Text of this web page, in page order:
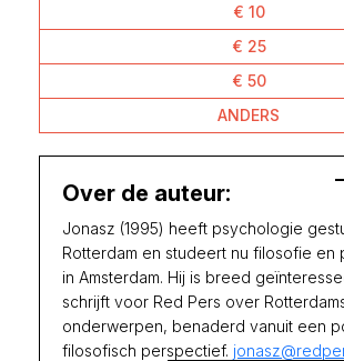
€ 10
€ 25
€ 50
ANDERS
Over de auteur:
Jonasz (1995) heeft psychologie
Rotterdam en studeert nu filosofie en
in Amsterdam. Hij is breed
schrijft voor Red Pers over
onderwerpen, benaderd vanuit een
filosofisch perspectief.